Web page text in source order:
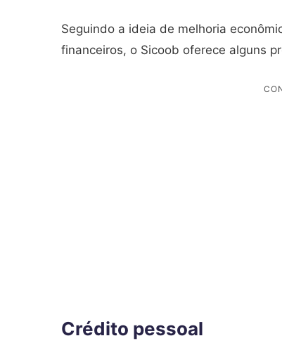
Seguindo a ideia de melhoria
financeiros, o Sicoob oferece alguns
Crédito pessoal